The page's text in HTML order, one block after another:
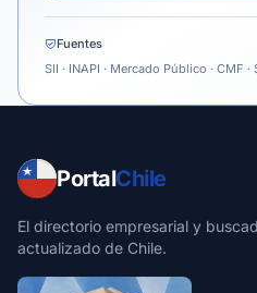
Fuentes
SII · INAPI · Mercado Público · CMF ·
PortalChile
El directorio empresarial y
actualizado de Chile.